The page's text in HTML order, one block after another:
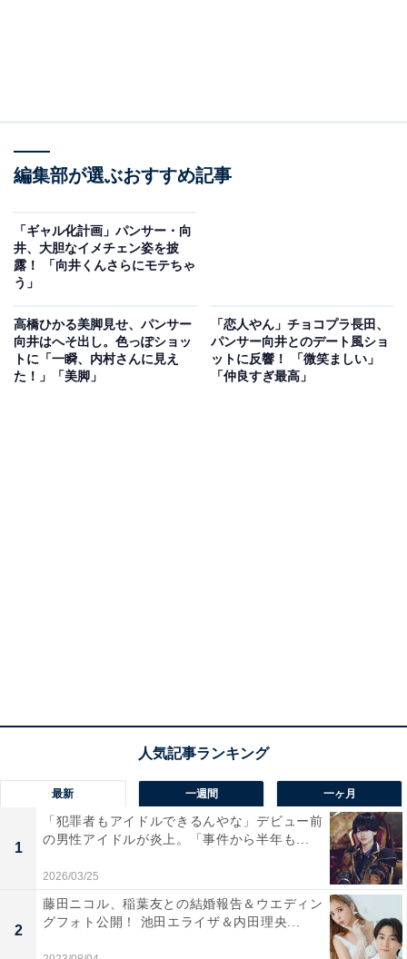
編集部が選ぶおすすめ記事
「ギャル化計画」パンサー・向
井、大胆なイメチェン姿を披
露！ 「向井くんさらにモテちゃ
う」
高橋ひかる美脚見せ、パンサー
向井はへそ出し。色っぽショッ
トに「一瞬、内村さんに見え
た！」「美脚」
「恋人やん」チョコプラ長田、
パンサー向井とのデート風ショ
ットに反響！ 「微笑ましい」
「仲良すぎ最高」
最新 一週間 一ヶ月
1
「犯罪者もアイドルできるんやな」デビュー前
の男性アイドルが炎上。「事件から半年も...
2026/03/25
2
藤田ニコル、稲葉友との結婚報告＆ウエディン
グフォト公開！ 池田エライザ＆内田理央...